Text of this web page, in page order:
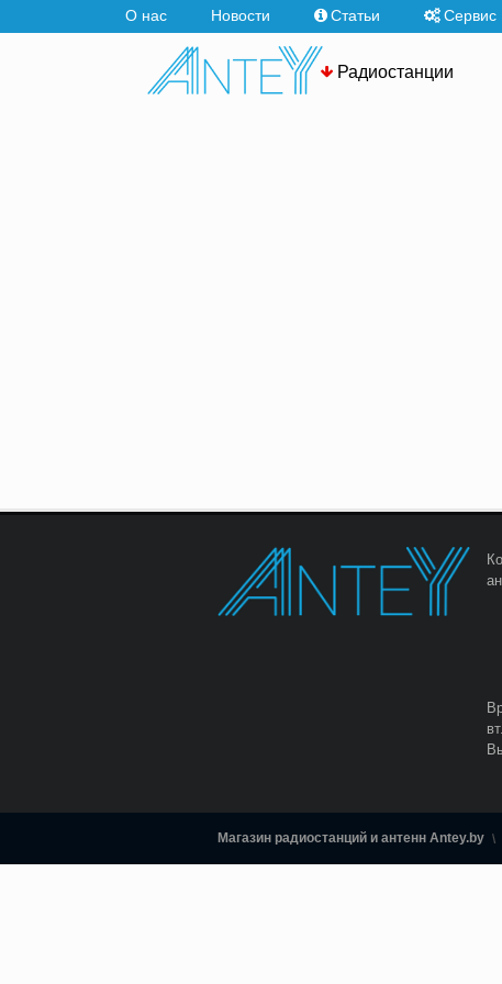
О нас Новости Статьи Сервис
Радиостанции
Магазин радиостанций и антенн Antey.by